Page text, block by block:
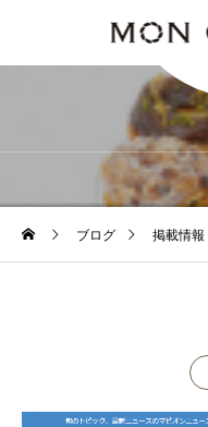
ブログ 掲載情報